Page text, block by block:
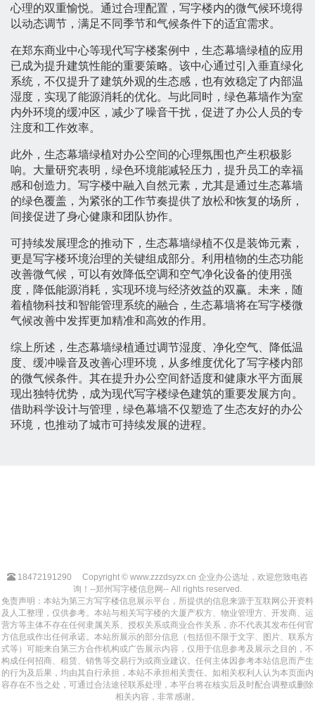
心理的双重愉悦。通过合理配置，写字楼内的微气候环境得
以动态调节，满足不同季节和气候条件下的适宜需求。
在郑东商业中心等现代写字楼案例中，生态幕墙绿植的应用
已成为提升建筑性能的重要策略。该中心通过引入垂直绿化
系统，不仅提升了建筑外观的生态感，也有效稳定了内部温
湿度，实现了能源消耗的优化。与此同时，绿色幕墙作为室
内外环境的缓冲区，减少了噪音干扰，促进了办公人员的专
注度和工作效率。
此外，生态幕墙绿植对办公空间的心理氛围也产生积极影
响。大量研究表明，绿色环境能减轻压力，提升员工的幸福
感和创造力。写字楼中融入自然元素，尤其是通过生态幕墙
的绿色覆盖，为紧张的工作节奏提供了放松和恢复的场所，
间接促进了身心健康和团队协作。
可持续发展理念的推动下，生态幕墙绿植不仅是装饰元素，
更是写字楼环境治理的关键组成部分。利用植物的生态功能
改善微气候，可以有效降低空调和空气净化设备的使用强
度，降低能源消耗，实现环境与经济效益的双赢。未来，随
着植物科技和智能管理系统的融合，生态幕墙将在写字楼微
气候改善中发挥更加精准和高效的作用。
综上所述，生态幕墙绿植通过调节湿度、净化空气、降低温
度、缓冲噪音及改善心理环境，从多维度优化了写字楼内部
的微气候条件。其在提升办公空间舒适度和健康水平方面展
现出独特优势，成为现代写字楼绿色建筑的重要发展方向。
借助科学设计与管理，绿色幕墙不仅塑造了生态友好的办公
环境，也推动了城市可持续发展的进程。
18472191290
Copyright © www.zzzdsyzx.cn 企业办公选址，欢迎您致电咨
询！--郑州写字楼信息网-- All rights reserved.
免责声明：本站为第三方写字楼信息展示平台，所提供的信息来源于互联网公开资料
及人工整理，仅供参考。本站与相关写字楼的大厦产权方、物业管理方、开发商、运
营方等主体不存在任何隶属关系、授权关系或商业合作关系，亦不代表其发布任何官
方信息或作出任何承诺。本站所展示的部分信息（包括但不限于文字、图片、联系方
式等）可能来自第三方合作机构或广告展示内容，仅用于信息参考及展示之目的，不
构成任何招商、租赁、销售等交易行为或商业建议。任何主体因参考本站信息而产生
的行为及后果，均由其自行承担，本站不承担相关责任。如相关权利人认为本页面内
容存在不当之处，可通过合法途径联系处理，本平台将在核实后及时配合调整或删除
相关内容，非常感谢。